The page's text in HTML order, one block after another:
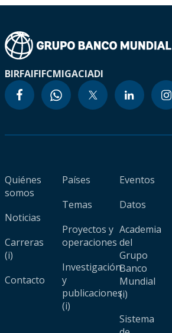
BIRFAIFIFCMIGACIADI
Quiénes
somos
Noticias
Carreras
(i)
Contacto
Países
Temas
Proyectos y
operaciones
Investigación
y
publicaciones
(i)
Eventos
Datos
Academia
del
Grupo
Banco
Mundial
(i)
Sistema